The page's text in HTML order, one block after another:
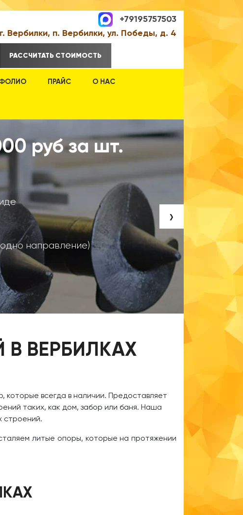
+79195757503
г. Вербилки, п. Вербилки, ул. Победы, д. 4
РАССЧИТАТЬ СТОИМОСТЬ
ПРАЙС О НАС
руб за шт.
направление)
-
›
ВЕРБИЛКАХ
которые всегда в наличии. Предоставляет
таких, как дом, забор или баня. Наша
строений.
литые опоры, которые на протяжении